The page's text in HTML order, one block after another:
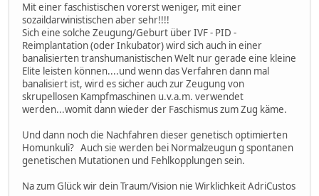
Mit einer faschistischen vorerst weniger, mit einer
sozaildarwinistischen aber sehr!!!!
Sich eine solche Zeugung/Geburt über IVF - PID -
Reimplantation (oder Inkubator) wird sich auch in einer
banalisierten transhumanistischen Welt nur gerade eine kleine
Elite leisten können....und wenn das Verfahren dann mal
banalisiert ist, wird es sicher auch zur Zeugung von
skrupellosen Kampfmaschinen u.v.a.m. verwendet
werden...womit dann wieder der Faschismus zum Zug käme.
Und dann noch die Nachfahren dieser genetisch optimierten
Homunkuli? Auch sie werden bei Normalzeugun g spontanen
genetischen Mutationen und Fehlkopplungen sein.
Na zum Glück wir dein Traum/Vision nie Wirklichkeit AdriCustos